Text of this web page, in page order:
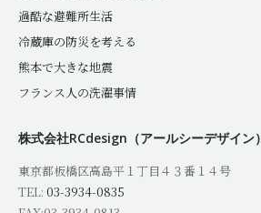
過酷な避難所生活
冷蔵庫の防災を考える
熊本で大きな地震
フランス人の洗濯事情
株式会社RCdesign（アールシーデザイン）
東京都板橋区高島平１丁目４３番１４号
TEL: 03-3934-0835